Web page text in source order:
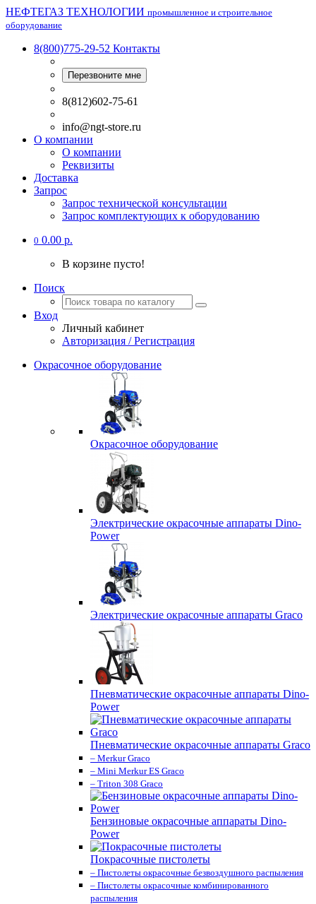
НЕФТЕГАЗ ТЕХНОЛОГИИ промышленное и строительное
оборудование
8(800)775-29-52 Контакты
Перезвоните мне
8(812)602-75-61
info@ngt-store.ru
О компании
О компании
Реквизиты
Доставка
Запрос
Запрос технической консультации
Запрос комплектующих к оборудованию
0 0.00 р.
В корзине пусто!
Поиск
Вход
Личный кабинет
Авторизация / Регистрация
Окрасочное оборудование
Окрасочное оборудование
Электрические окрасочные аппараты Dino-
Power
Электрические окрасочные аппараты Graco
Пневматические окрасочные аппараты Dino-
Power
Пневматические окрасочные аппараты Graco
– Merkur Graco
– Mini Merkur ES Graco
– Triton 308 Graco
Бензиновые окрасочные аппараты Dino-
Power
Покрасочные пистолеты
– Пистолеты окрасочные безвоздушного распыления
– Пистолеты окрасочные комбинированного
распыления